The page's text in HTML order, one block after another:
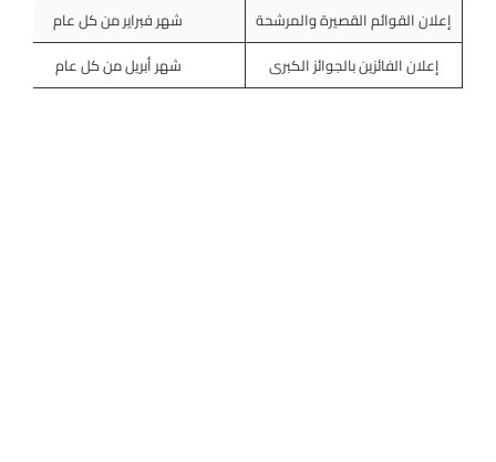
إعلان القوائم القصيرة والمرشحة
شهر فبراير من كل عام
إعلان الفائزين بالجوائز الكبرى
شهر أبريل من كل عام